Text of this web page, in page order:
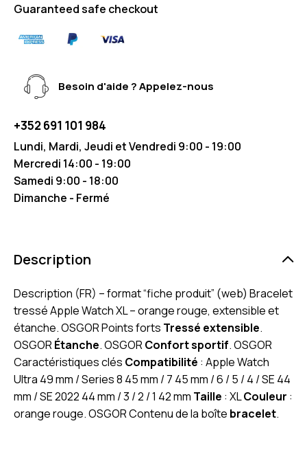
Guaranteed safe checkout
Besoin d'aide ? Appelez-nous
+352 691 101 984
Lundi, Mardi, Jeudi et Vendredi 9:00 - 19:00
Mercredi 14:00 - 19:00
Samedi 9:00 - 18:00
Dimanche - Fermé
Description
Description (FR) – format “fiche produit” (web) Bracelet
tressé Apple Watch XL – orange rouge, extensible et
étanche. OSGOR Points forts Tressé extensible.
OSGORÉtanche. OSGORConfort sportif. OSGOR
Caractéristiques clés Compatibilité : Apple Watch
Ultra 49 mm / Series 8 45 mm / 7 45 mm / 6 / 5 / 4 / SE 44
mm / SE 2022 44 mm / 3 / 2 / 1 42 mm Taille : XLCouleur :
orange rouge. OSGOR Contenu de la boîte bracelet.